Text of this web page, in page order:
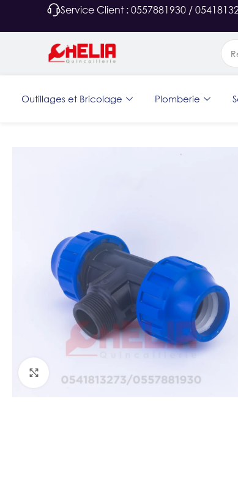
Service Client : 0557881930 /
Outillages et Bricolage Plomberie